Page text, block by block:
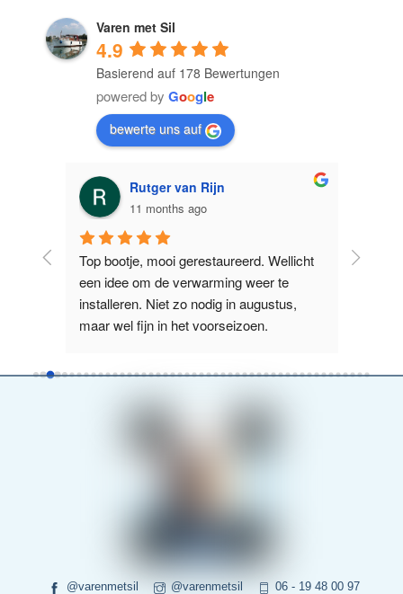
Varen met Sil
4.9
Basierend auf 178 Bewertungen
powered by Google
bewerte uns auf
Ron Leezer
11 months ago
Prima te varen boot. Erg makkelijk
manoeuvreren. Tijdens warme dagen is
het jammer dat het voor raam niet open
kan. Maar dat schijnt in de toekomst g
@varenmetsil @varenmetsil 06 - 19 48 00 97